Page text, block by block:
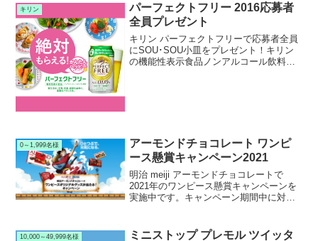
キリン
パーフェクトフリー 2016応募者
全員プレゼント
キリン パーフェクトフリーで応募者全員
にSOU･SOU小皿をプレゼント！キリン
の機能性表示食品ノンアルコール飲料パ
0～1,999名様
アーモンドチョコレート ワンピ
ース懸賞キャンペーン2021
明治 meiji アーモンドチョコレートで
2021年のワンピース懸賞キャンペーンを
実施中です。キャンペーン期間中に対象
にワンピースQUOカード等が当たりま
10,000～49,999名様
ミニストップ プレモル ツイッタ